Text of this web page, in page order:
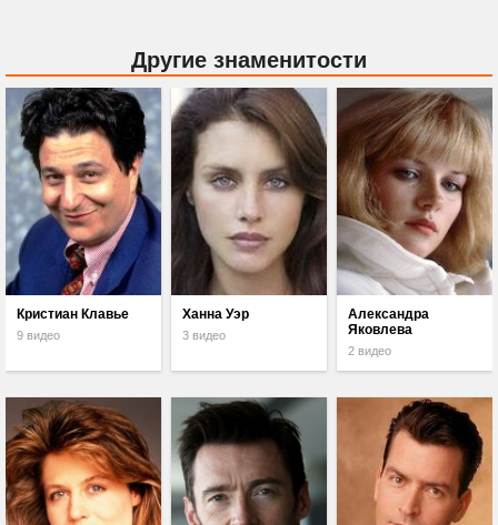
Другие знаменитости
Кристиан Клавье
9 видео
Ханна Уэр
3 видео
Александра
Яковлева
2 видео